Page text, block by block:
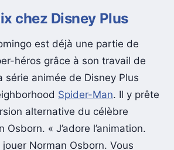
chez Disney Plus
est déjà une partie de
héros grâce à son travail de
série animée de Disney Plus
Spider-Man. Il y prête
alternative du célèbre
Osborn. « J’adore l’animation.
jouer Norman Osborn. Vous